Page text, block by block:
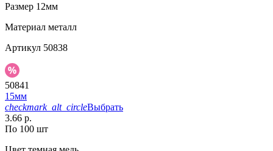
Размер 12мм
Материал металл
Артикул 50838
50841
15мм
checkmark_alt_circleВыбрать
3.66 р.
По 100 шт